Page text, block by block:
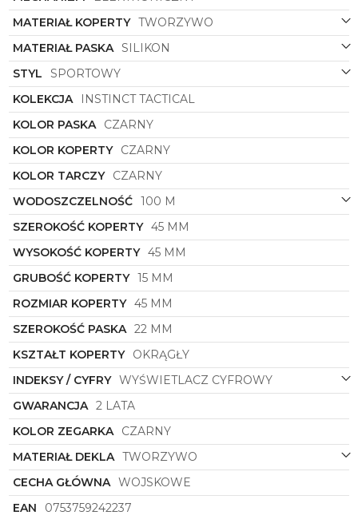
MATERIAŁ KOPERTY TWORZYWO
MATERIAŁ PASKA SILIKON
STYL
SPORTOWY
KOLEKCJA
INSTINCT TACTICAL
KOLOR PASKA CZARNY
KOLOR KOPERTY CZARNY
KOLOR TARCZY CZARNY
WODOSZCZELNOŚĆ 100 M
SZEROKOŚĆ KOPERTY 45 MM
WYSOKOŚĆ KOPERTY 45 MM
GRUBOŚĆ KOPERTY 15 MM
ROZMIAR KOPERTY 45 MM
SZEROKOŚĆ PASKA 22 MM
KSZTAŁT KOPERTY OKRĄGŁY
INDEKSY / CYFRY WYŚWIETLACZ CYFROWY
GWARANCJA 2 LATA
KOLOR ZEGARKA CZARNY
MATERIAŁ DEKLA TWORZYWO
CECHA GŁÓWNA WOJSKOWE
EAN
0753759242237